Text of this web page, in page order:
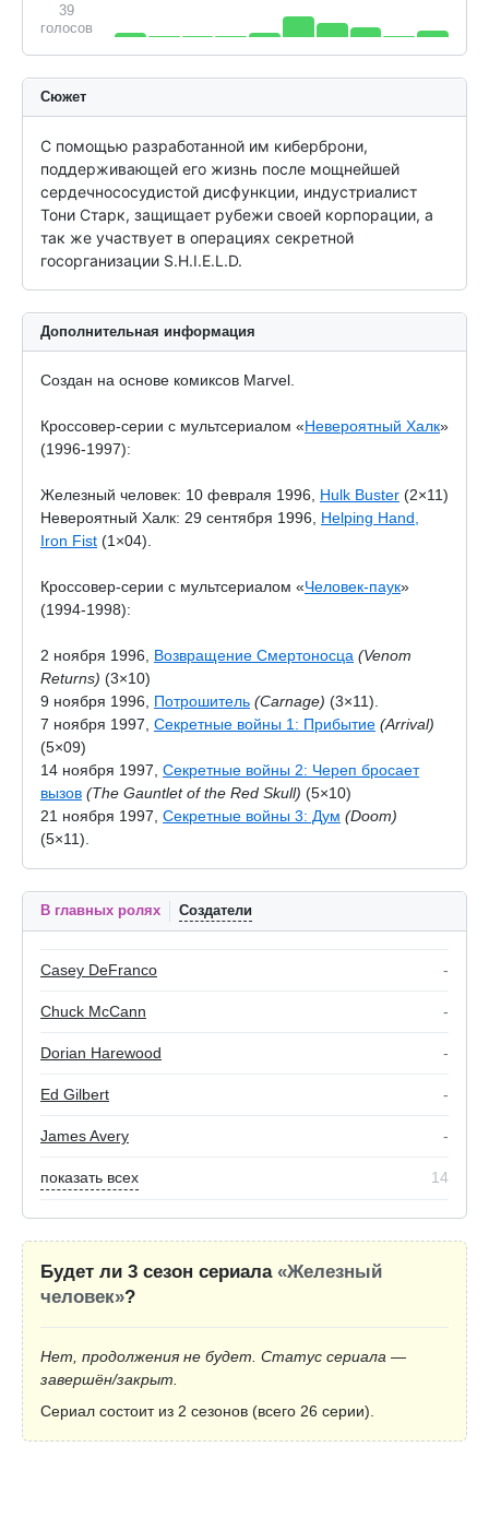
39
голосов
Сюжет
С помощью разработанной им киберброни,
поддерживающей его жизнь после мощнейшей
сердечнососудистой дисфункции, индустриалист
Тони Старк, защищает рубежи своей корпорации, а
так же участвует в операциях секретной
госорганизации S.H.I.E.L.D.
Дополнительная информация
Создан на основе комиксов Marvel.
Кроссовер-серии с мультсериалом «Невероятный Халк»
(1996-1997):
Железный человек: 10 февраля 1996, Hulk Buster (2×11)
Невероятный Халк: 29 сентября 1996, Helping Hand,
Iron Fist (1×04).
Кроссовер-серии с мультсериалом «Человек-паук»
(1994-1998):
2 ноября 1996, Возвращение Смертоносца (Venom
Returns) (3×10)
9 ноября 1996, Потрошитель (Carnage) (3×11).
7 ноября 1997, Секретные войны 1: Прибытие (Arrival)
(5×09)
14 ноября 1997, Секретные войны 2: Череп бросает
вызов (The Gauntlet of the Red Skull) (5×10)
21 ноября 1997, Секретные войны 3: Дум (Doom)
(5×11).
В главных ролях Создатели
Casey DeFranco -
Chuck McCann -
Dorian Harewood -
Ed Gilbert -
James Avery -
показать всех 14
Будет ли 3 сезон сериала «Железный
человек»?
Нет, продолжения не будет. Статус сериала —
завершён/закрыт.
Сериал состоит из 2 сезонов (всего 26 серии).